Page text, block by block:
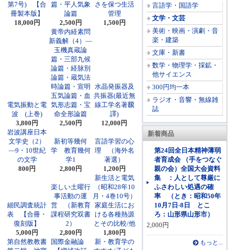
言語学・国語学
文学・文芸
美術・映画・演劇・音
楽・建築
文庫・新書
数学・物理学・採鉱・
他サイエンス
300円均一本
ラジオ・音響・無線雑
誌
新着商品
第24回全日本精神薄弱
者育成会 （手をつなぐ
親の会）全国大会資料
集 ：人として尊厳に
ふさわしい処遇の確
率 （とき：昭和50年
10月7日-8日 とこ
ろ：山形県山形市）
2,000円
もっと...
第7号) 【合
冊製本版】
18,000円
篇・平人気象
論篇
2,500円
さを保つ生活
管理
1,500円
電気振動と電
波 (上巻)
3,800円
黄帝内経素問
新義解（4）―
玉機真蔵論
篇・三部九候
論篇・経脉別
論篇・蔵気法
時論篇・宣明
五気論篇・血
気形志篇・宝
命全形論篇
2,500円
水晶発振器及
共振器(最近無
線工学名著飜
譯)
12,000円
岩波講座日本
文学史（2）
―9・10世紀
の文学
800円
新初等幾何
学 教育幾何
学1
2,800円
言語学習の心
理 （海外名
著選）
1,200円
細民調査統計
表 【合冊・
復刻版】
5,000円
楽しい土曜行
事活動の運
営 （新教育
課程研究双書
2）
2,800円
新生活と電気
（昭和28年10
月・4巻10号）
家庭生活にお
ける各種熱源
とその比較/他
1,800円
第自然教教書
国際金融論
新・教育学の